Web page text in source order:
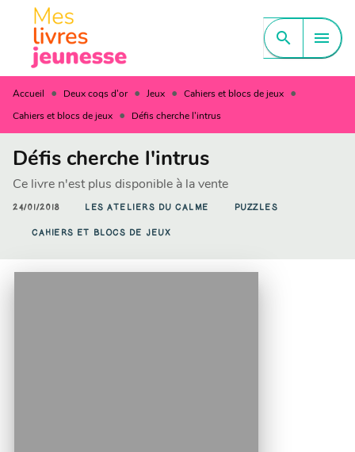
MENU CONTENU
PIED DE PAGE
search menu
Accueil • Deux coqs d'or • Jeux • Cahiers et blocs de jeux •
Cahiers et blocs de jeux • Défis cherche l'intrus
Défis cherche l'intrus
Ce livre n'est plus disponible à la vente
24/01/2018 LES ATELIERS DU CALME PUZZLES
CAHIERS ET BLOCS DE JEUX